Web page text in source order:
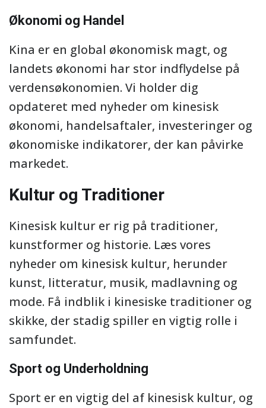
Økonomi og Handel
Kina er en global økonomisk magt, og
landets økonomi har stor indflydelse på
verdensøkonomien. Vi holder dig
opdateret med nyheder om kinesisk
økonomi, handelsaftaler, investeringer og
økonomiske indikatorer, der kan påvirke
markedet.
Kultur og Traditioner
Kinesisk kultur er rig på traditioner,
kunstformer og historie. Læs vores
nyheder om kinesisk kultur, herunder
kunst, litteratur, musik, madlavning og
mode. Få indblik i kinesiske traditioner og
skikke, der stadig spiller en vigtig rolle i
samfundet.
Sport og Underholdning
Sport er en vigtig del af kinesisk kultur, og